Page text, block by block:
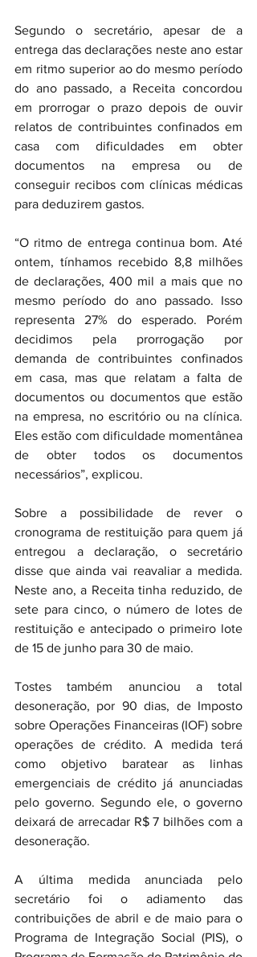
Segundo o secretário, apesar de a
entrega das declarações neste ano estar
em ritmo superior ao do mesmo período
do ano passado, a Receita concordou
em prorrogar o prazo depois de ouvir
relatos de contribuintes confinados em
casa com dificuldades em obter
documentos na empresa ou de
conseguir recibos com clínicas médicas
para deduzirem gastos.
“O ritmo de entrega continua bom. Até
ontem, tínhamos recebido 8,8 milhões
de declarações, 400 mil a mais que no
mesmo período do ano passado. Isso
representa 27% do esperado. Porém
decidimos pela prorrogação por
demanda de contribuintes confinados
em casa, mas que relatam a falta de
documentos ou documentos que estão
na empresa, no escritório ou na clínica.
Eles estão com dificuldade momentânea
de obter todos os documentos
necessários”, explicou.
Sobre a possibilidade de rever o
cronograma de restituição para quem já
entregou a declaração, o secretário
disse que ainda vai reavaliar a medida.
Neste ano, a Receita tinha reduzido, de
sete para cinco, o número de lotes de
restituição e antecipado o primeiro lote
de 15 de junho para 30 de maio.
Tostes também anunciou a total
desoneração, por 90 dias, de Imposto
sobre Operações Financeiras (IOF) sobre
operações de crédito. A medida terá
como objetivo baratear as linhas
emergenciais de crédito já anunciadas
pelo governo. Segundo ele, o governo
deixará de arrecadar R$ 7 bilhões com a
desoneração.
A última medida anunciada pelo
secretário foi o adiamento das
contribuições de abril e de maio para o
Programa de Integração Social (PIS), o